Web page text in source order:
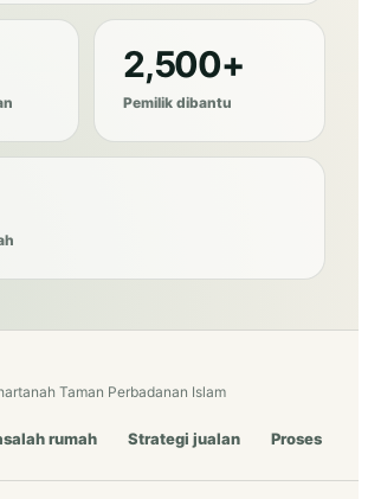
2,500+
Pemilik dibantu
Taman Perbadanan Islam
rumah Strategi jualan Proses kerja